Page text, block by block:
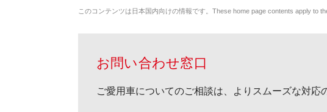
このコンテンツは日本国内向けの情報です。These home page contents apply to
お問い合わせ窓口
ご愛用車についてのご相談は、よりスムーズな対応